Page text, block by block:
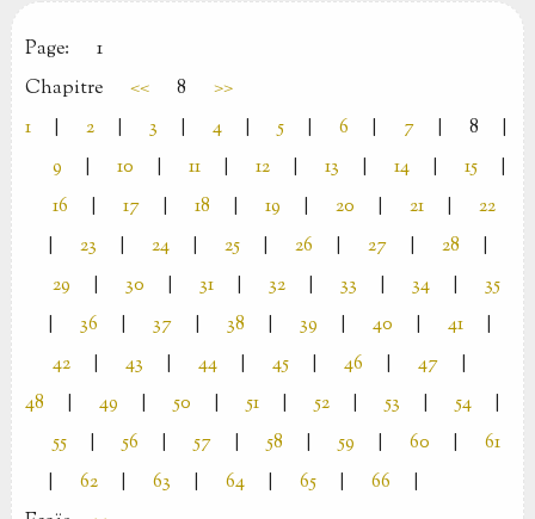
Page:
1
Chapitre
<< 8
>>
1
2 3 4 5 6 7 8
9
10 11 12 13 14 15
16
17 18 19 20 21
22
23 24 25 26 27 28
29
30 31 32 33 34
35
36 37 38 39 40 41
42
43 44 45 46 47
48
49 50 51 52 53 54
55
56 57 58 59 60
61
62 63 64 65 66